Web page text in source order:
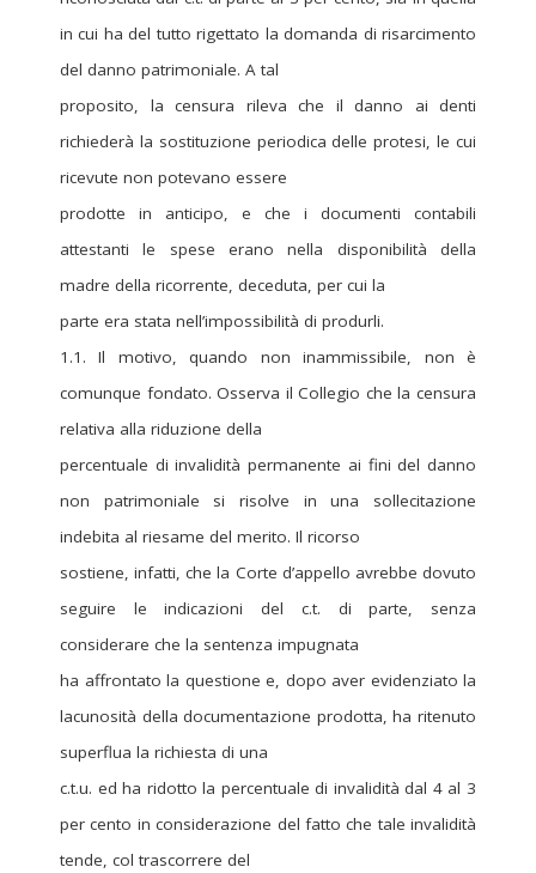
in cui ha del tutto rigettato la domanda di risarcimento
del danno patrimoniale. A tal
proposito, la censura rileva che il danno ai denti
richiederà la sostituzione periodica delle protesi, le cui
ricevute non potevano essere
prodotte in anticipo, e che i documenti contabili
attestanti le spese erano nella disponibilità della
madre della ricorrente, deceduta, per cui la
parte era stata nell’impossibilità di produrli.
1.1. Il motivo, quando non inammissibile, non è
comunque fondato. Osserva il Collegio che la censura
relativa alla riduzione della
percentuale di invalidità permanente ai fini del danno
non patrimoniale si risolve in una sollecitazione
indebita al riesame del merito. Il ricorso
sostiene, infatti, che la Corte d’appello avrebbe dovuto
seguire le indicazioni del c.t. di parte, senza
considerare che la sentenza impugnata
ha affrontato la questione e, dopo aver evidenziato la
lacunosità della documentazione prodotta, ha ritenuto
superflua la richiesta di una
c.t.u. ed ha ridotto la percentuale di invalidità dal 4 al 3
per cento in considerazione del fatto che tale invalidità
tende, col trascorrere del